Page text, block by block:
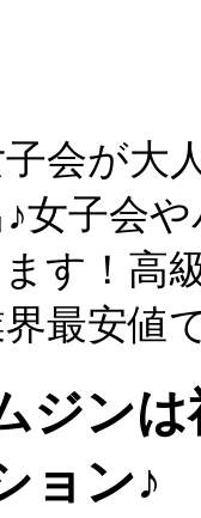
会が大
女子会
す！高
最安値
ジン
ョン♪